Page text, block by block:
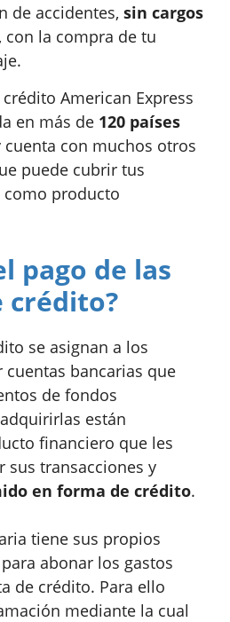
de accidentes, sin cargos
, con la compra de tu
American Express
en más de 120 países
con muchos otros
puede cubrir tus
como producto
pago de las
crédito?
se asignan a los
bancarias que
de fondos
están
financiero que les
transacciones y
en forma de crédito.
tiene sus propios
abonar los gastos
de crédito. Para ello
mediante la cual